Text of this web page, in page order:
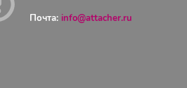
Почта: info@attacher.ru